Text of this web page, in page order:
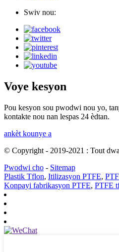
Swiv nou:
Voye kesyon
Pou kesyon sou pwodwi nou yo,
kontakte nou nan lespas 24 èdtan.
ankèt kounye a
© Copyright - 2019-2021 : Tout
Pwodwi cho - Sitemap
Plastik Tflon, Itilizasyon PTFE,
Konpayi fabrikasyon PTFE, PTFE